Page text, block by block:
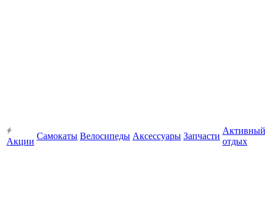
Акции
Самокаты Велосипеды Аксессуары Запчасти
Активный
отдых